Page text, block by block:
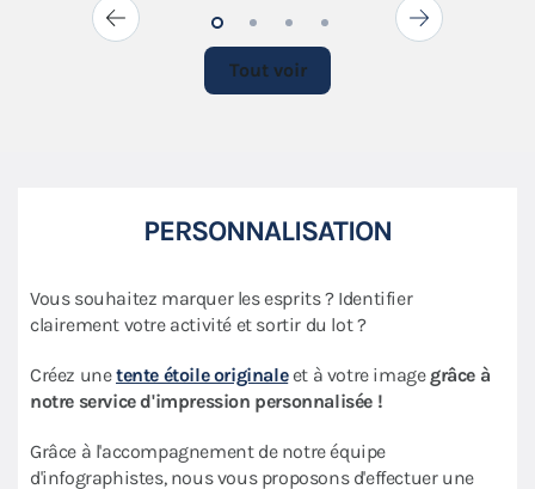
Tout voir
PERSONNALISATION
Vous souhaitez marquer les esprits ? Identifier
clairement votre activité et sortir du lot ?
Créez unetente étoile originaleet à votre imagegrâce à
notre service d'impression personnalisée !
Grâce à l'accompagnement de notre équipe
d'infographistes, nous vous proposons d'effectuer une